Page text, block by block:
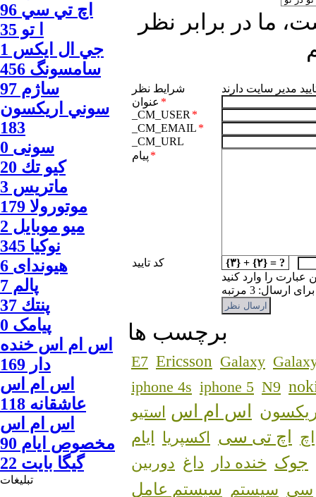
اچ تي سي 96
ا‍ تو 35
جي ال ايكس 1
سامسونگ 456
ساژم 97
سوني اريكسون
183
سونی 0
كيو تك 20
ماتريس 3
موتورولا 179
ميو موبايل 2
نوكيا 345
هیوندای 6
پالم 7
پنتك 37
پیامک 0
اس ام اس خنده
دار 169
اس ام اس
عاشقانه 118
اس ام اس
مخصوص ایام 90
گيگا بايت 22
تبلیغات
ما در برابر نظر
شرایط نظر
مدیر سایت دارند
عنوان *
_CM_USER *
_CM_EMAIL *
_CM_URL
پیام *
کد تایید
{۳} + {۲} = ?
عبارت را وارد کنید
ارسال: 3 مرتبه
برچسب ها
E7 Ericsson Galaxy
iphone 4s iphone 5 N9
اس ام اس استیو
اچ
اچ تی سی اکسپریا ایام
جوک خنده دار داغ دوربین
سی سیستم سیستم عامل